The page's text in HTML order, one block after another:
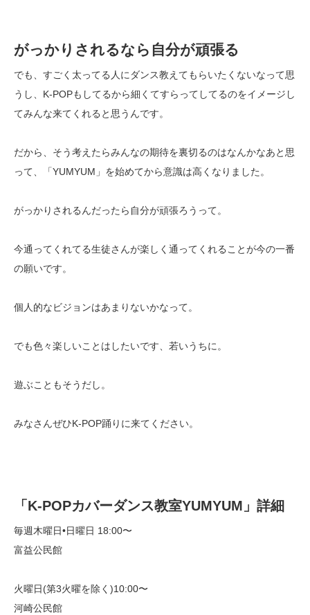
がっかりされるなら自分が頑張る
でも、すごく太ってる人にダンス教えてもらいたくないなって思
うし、 K-POPもしてるから細くてすらってしてるのをイメージし
てみんな来てくれると思うんです。
だから、そう考えたらみんなの期待を裏切るのはなんかなあと思
って、「YUMYUM」を始めてから意識は高くなりました。
がっかりされるんだったら自分が頑張ろうって。
今通ってくれてる生徒さんが楽しく通ってくれることが今の一番
の願いです。
個人的なビジョンはあまりないかなって。
でも色々楽しいことはしたいです、若いうちに。
遊ぶこともそうだし。
みなさんぜひK-POP踊りに来てください。
「K-POPカバーダンス教室YUMYUM」詳細
毎週木曜日•日曜日 18:00〜
富益公民館
火曜日(第3火曜を除く)10:00〜
河崎公民館